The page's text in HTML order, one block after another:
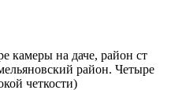
камеры на даче, район ст
район. Четыре
четкости)